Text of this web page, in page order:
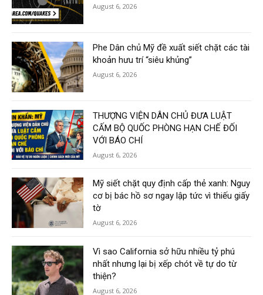
August 6, 2026
Phe Dân chủ Mỹ đề xuất siết chặt các tài
khoản hưu trí “siêu khủng”
August 6, 2026
THƯỢNG VIỆN DÂN CHỦ ĐƯA LUẬT
CẤM BỘ QUỐC PHÒNG HẠN CHẾ ĐỐI
VỚI BÁO CHÍ
August 6, 2026
Mỹ siết chặt quy định cấp thẻ xanh: Nguy
cơ bị bác hồ sơ ngay lập tức vì thiếu giấy
tờ
August 6, 2026
Vì sao California sở hữu nhiều tỷ phú
nhất nhưng lại bị xếp chót về tự do từ
thiện?
August 6, 2026